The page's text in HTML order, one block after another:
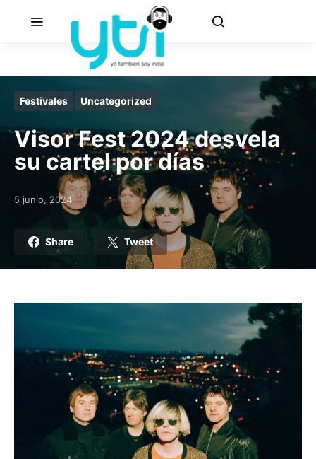
Festivales Uncategorized
Visor Fest 2024 desvela
su cartel por días
Posted on
5 junio, 2024
Share Tweet